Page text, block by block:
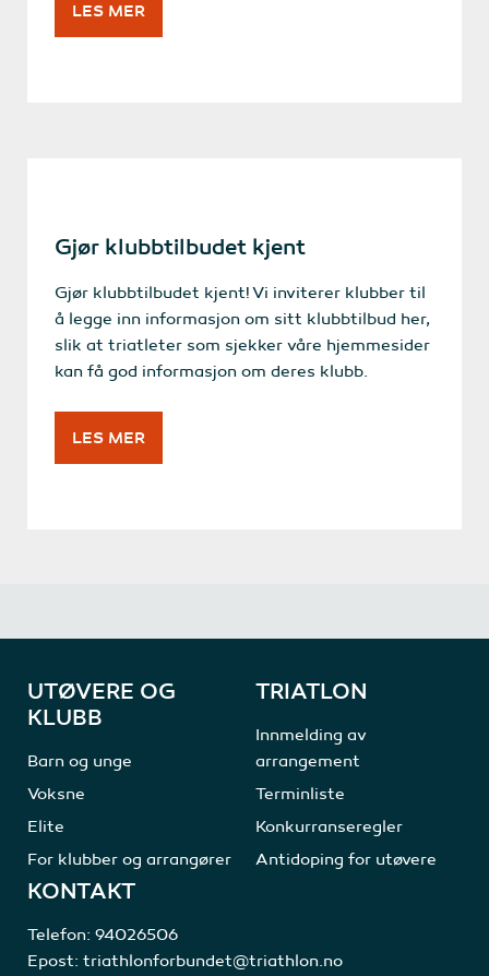
LES MER
Gjør klubbtilbudet kjent
Gjør klubbtilbudet kjent! Vi inviterer klubber til
å legge inn informasjon om sitt klubbtilbud her,
slik at triatleter som sjekker våre hjemmesider
kan få god informasjon om deres klubb.
LES MER
UTØVERE OG
KLUBB
Barn og unge
Voksne
Elite
For klubber og arrangører
TRIATLON
Innmelding av
arrangement
Terminliste
Konkurranseregler
Antidoping for utøvere
KONTAKT
Telefon: 94026506
Epost: triathlonforbundet@triathlon.no